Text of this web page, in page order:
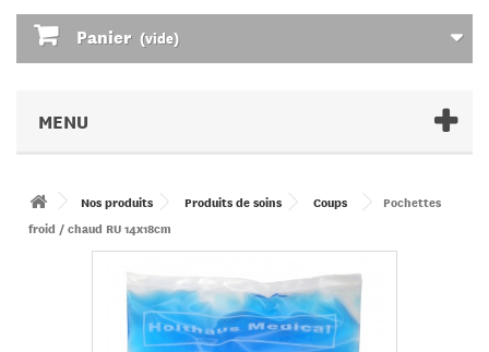
Panier (vide)
MENU
Nos produits Produits de soins Coups
Pochettes
froid / chaud RU 14x18cm